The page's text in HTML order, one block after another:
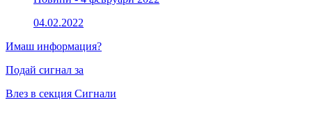
04.02.2022
Имаш информация?
Подай сигнал за
Влез в секция Сигнали